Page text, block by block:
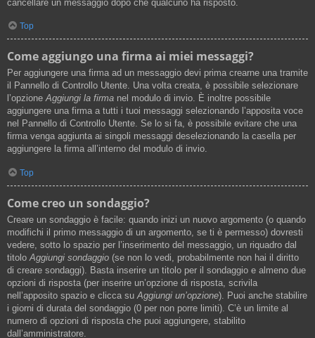
cancellare un messaggio dopo che qualcuno ha risposto.
Top
Come aggiungo una firma ai miei messaggi?
Per aggiungere una firma ad un messaggio devi prima crearne una tramite
il Pannello di Controllo Utente. Una volta creata, è possibile selezionare
l’opzioneAggiungi la firma nel modulo di invio. È inoltre possibile
aggiungere una firma a tutti i tuoi messaggi selezionando l’apposita voce
nel Pannello di Controllo Utente. Se lo si fa, è possibile evitare che una
firma venga aggiunta ai singoli messaggi deselezionando la casella per
aggiungere la firma all’interno del modulo di invio.
Top
Come creo un sondaggio?
Creare un sondaggio è facile: quando inizi un nuovo argomento (o quando
modifichi il primo messaggio di un argomento, se ti è permesso) dovresti
vedere, sotto lo spazio per l’inserimento del messaggio, un riquadro dal
titolo Aggiungi sondaggio (se non lo vedi, probabilmente non hai il diritto
di creare sondaggi). Basta inserire un titolo per il sondaggio e almeno due
opzioni di risposta (per inserire un’opzione di risposta, scrivila
nell’apposito spazio e clicca su Aggiungi un’opzione). Puoi anche stabilire
i giorni di durata del sondaggio (0 per non porre limiti). C’è un limite al
numero di opzioni di risposta che puoi aggiungere, stabilito
dall’amministratore.